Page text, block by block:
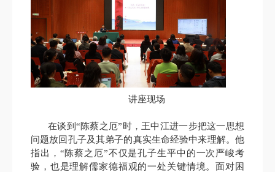
讲座现场
在谈到“陈蔡之厄”时，王中江进一步把这一思想
问题放回孔子及其弟子的真实生命经验中来理解。他
指出，“陈蔡之厄”不仅是孔子生平中的一次严峻考
验，也是理解儒家德福观的一处关键情境。面对困